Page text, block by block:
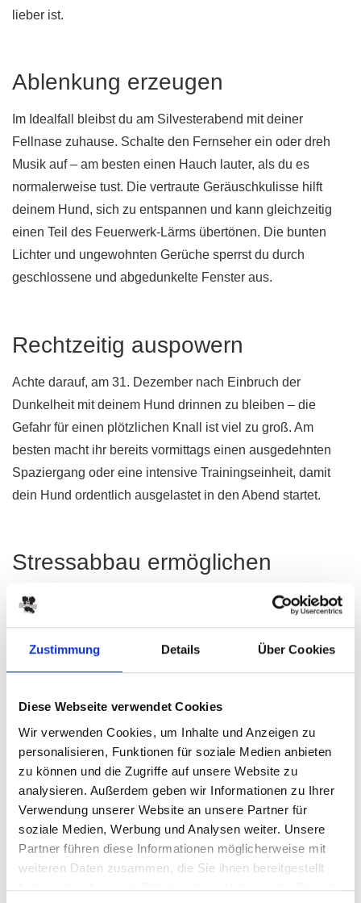
Zustimmung Details Über Cookies
Diese Webseite verwendet Cookies
Wir verwenden Cookies, um Inhalte und Anzeigen zu
personalisieren, Funktionen für soziale Medien anbieten
zu können und die Zugriffe auf unsere Website zu
analysieren. Außerdem geben wir Informationen zu Ihrer
Verwendung unserer Website an unsere Partner für
soziale Medien, Werbung und Analysen weiter. Unsere
Partner führen diese Informationen möglicherweise mit
weiteren Daten zusammen, die Sie ihnen bereitgestellt
lieber ist.
Ablenkung erzeugen
Im Idealfall bleibst du am Silvesterabend mit deiner
Fellnase zuhause. Schalte den Fernseher ein oder dreh
Musik auf – am besten einen Hauch lauter, als du es
normalerweise tust. Die vertraute Geräuschkulisse hilft
deinem Hund, sich zu entspannen und kann gleichzeitig
einen Teil des Feuerwerk-Lärms übertönen. Die bunten
Lichter und ungewohnten Gerüche sperrst du durch
geschlossene und abgedunkelte Fenster aus.
Rechtzeitig auspowern
Achte darauf, am 31. Dezember nach Einbruch der
Dunkelheit mit deinem Hund drinnen zu bleiben – die
Gefahr für einen plötzlichen Knall ist viel zu groß. Am
besten macht ihr bereits vormittags einen ausgedehnten
Spaziergang oder eine intensive Trainingseinheit, damit
dein Hund ordentlich ausgelastet in den Abend startet.
Stressabbau ermöglichen
Um dem Stress entgegenzuwirken, gibt es mehrere
Körperwickel oder CBD-Tropfen. Bei allen Hunden haben
Stress ab – solange er oder sie noch nicht zu gestresst
zum Fressen ist.
Tipps hinterfragen
Einige altbekannte Silvester-Tipps für Hundemenschen
sind längst widerlegt: So ist beispielsweise Eierlikör nicht